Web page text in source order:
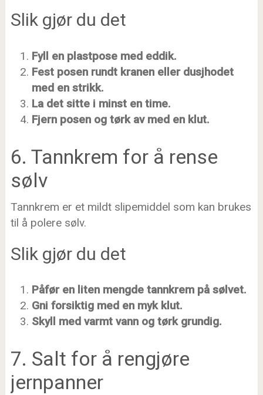
Slik gjør du det
Fyll en plastpose med eddik.
Fest posen rundt kranen eller dusjhodet
med en strikk.
La det sitte i minst en time.
Fjern posen og tørk av med en klut.
6. Tannkrem for å rense
sølv
Tannkrem er et mildt slipemiddel som kan brukes
til å polere sølv.
Slik gjør du det
Påfør en liten mengde tannkrem på sølvet.
Gni forsiktig med en myk klut.
Skyll med varmt vann og tørk grundig.
7. Salt for å rengjøre
jernpanner